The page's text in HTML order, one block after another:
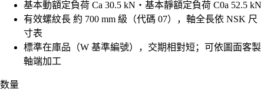
基本動額定負荷 Ca 30.5 kN・基本靜額定負荷 C0a 52.5 kN
有效螺紋長 約 700 mm 級（代碼 07），軸全長依 NSK 尺
寸表
標準在庫品（W 基準編號），交期相對短；可依圖面客製
軸端加工
数量